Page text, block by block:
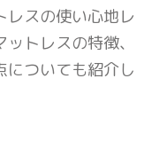
レスの使い心地レ
トレスの特徴、
についても紹介し